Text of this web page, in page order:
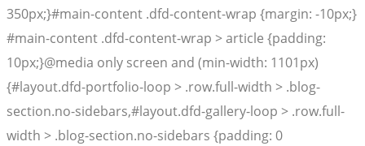
350px;}#main-content .dfd-content-wrap {margin: -10px;}
#main-content .dfd-content-wrap > article {padding:
10px;}@media only screen and (min-width: 1101px)
{#layout.dfd-portfolio-loop > .row.full-width > .blog-
section.no-sidebars,#layout.dfd-gallery-loop > .row.full-
width > .blog-section.no-sidebars {padding: 0